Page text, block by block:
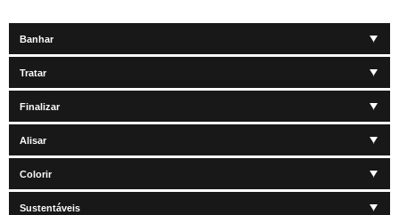
Banhar
Tratar
Finalizar
Alisar
Colorir
Sustentáveis